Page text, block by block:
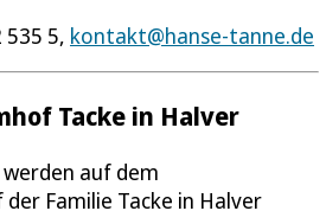
535 5, kontakt@hanse-tanne.de
Tacke in Halver
auf dem
Familie Tacke in Halver